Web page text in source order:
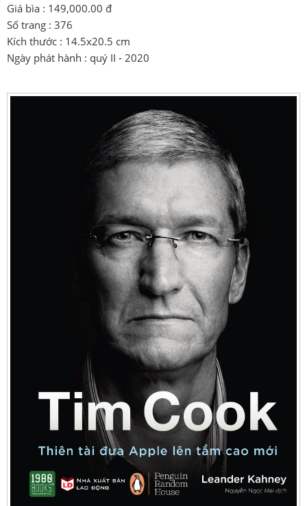
Giá bìa : 149,000.00 đ
Số trang : 376
Kích thước : 14.5x20.5 cm
Ngày phát hành : quý II - 2020